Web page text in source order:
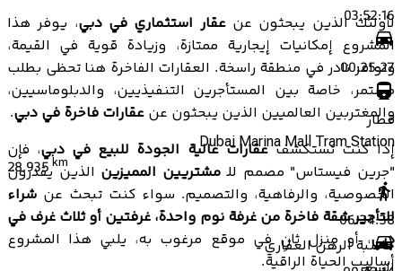
لأولئك الذين يبحثون عنعقار استثماري في دبي، يوفر هذا
المشروع إمكانيات إيجارية ممتازة، وزيادة قوية في القيمة،
وتوافر نادر في منطقة راسخة. العقارات الفاخرة هنا تحظى بطلب
مستمر، خاصة بين المستأجرين التنفيذيين، والدبلوماسيين،
والمغتربين العالميين الذين يبحثون عن عقارات فاخرة في دبي.
إذا كنت تستكشفعقارات عالية الجودة للبيع في دبي، فإن
"جرين فيستاس" مصمم للـمشتريين المميزين الذين يقدرون
الخصوصية، والرفاهية، والتصميم. سواء كنت تبحث عن شراء
للتأجير شقة فاخرة من غرفة نوم واحدة، غرفتين أو ثلاث غرف في
دبي، أو منزل ثانٍ في موقع مرغوب به، يلبي هذا المشروع
أساليب الحياة الراقية.
03:52:16
00:25:27
قطار
Dubai Marina Mall Tram Station
28.935km
06:34:38
حاسبة الرهن العقاري